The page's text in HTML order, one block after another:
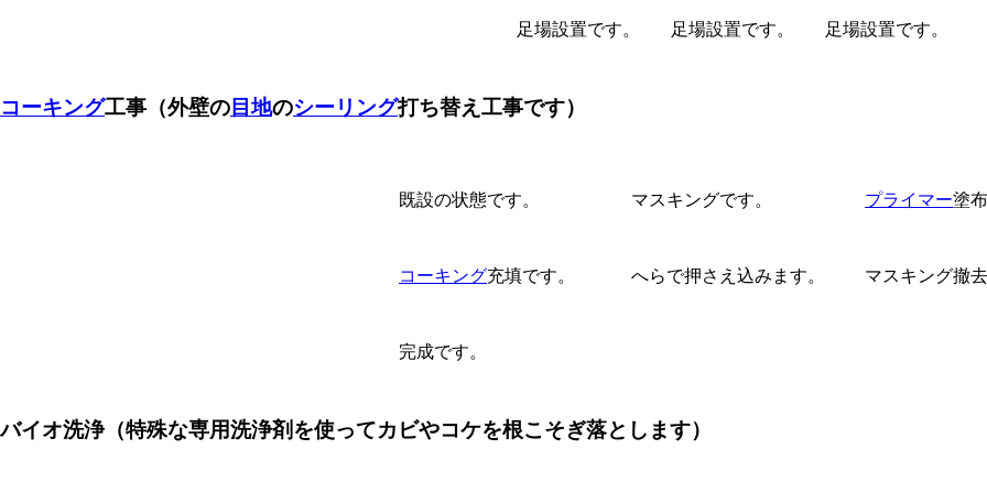
足場設置です。 足場設置です。 足場設置です。
コーキング工事 （外壁の目地のシーリング打ち替え工事です）
既設の状態です。 マスキングです。 プライマー塗
コーキング充填です。 へらで押さえ込みます。 マスキング撤去
完成です。
バイオ洗浄（特殊な専用洗浄剤を使ってカビやコケを根こそぎ落とします）